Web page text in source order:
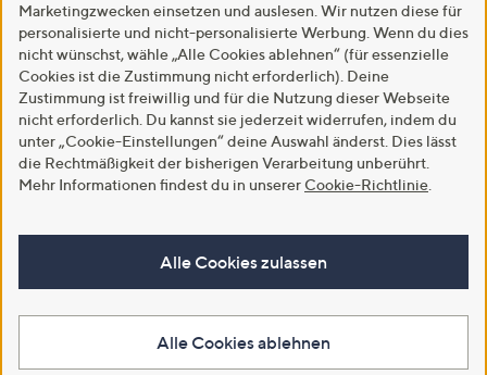
Marketingzwecken einsetzen und auslesen. Wir nutzen diese für
personalisierte und nicht-personalisierte Werbung. Wenn du dies
nicht wünschst, wähle „Alle Cookies ablehnen“ (für essenzielle
Cookies ist die Zustimmung nicht erforderlich). Deine
Zustimmung ist freiwillig und für die Nutzung dieser Webseite
nicht erforderlich. Du kannst sie jederzeit widerrufen, indem du
unter „Cookie-Einstellungen“ deine Auswahl änderst. Dies lässt
die Rechtmäßigkeit der bisherigen Verarbeitung unberührt.
Mehr Informationen findest du in unserer Cookie-Richtlinie
Alle Cookies zulassen
Alle Cookies ablehnen